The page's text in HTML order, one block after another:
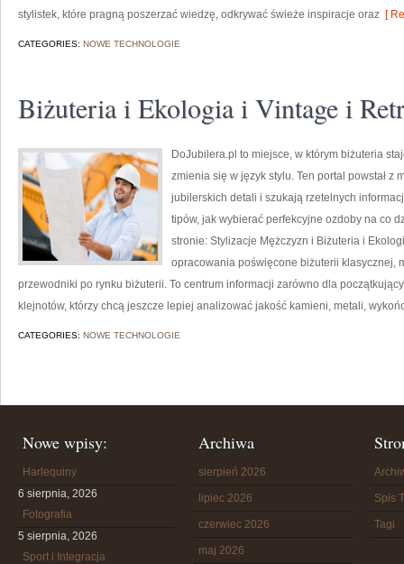
stylistek, które pragną poszerzać wiedzę, odkrywać świeże inspiracje oraz [
CATEGORIES: NOWE TECHNOLOGIE
Biżuteria i Ekologia i Vintage i
DoJubilera.pl to miejsce, w którym biżuteria
zmienia się w język stylu. Ten portal powstał z
jubilerskich detali i szukają rzetelnych
tipów, jak wybierać perfekcyjne ozdoby na co
stronie: Stylizacje Mężczyzn i Biżuteria i
opracowania poświęcone biżuterii klasycznej,
przewodniki po rynku biżuterii. To centrum informacji zarówno dla
klejnotów, którzy chcą jeszcze lepiej analizować jakość kamieni, metali,
CATEGORIES: NOWE TECHNOLOGIE
Nowe wpisy:
Harlequiny
6 sierpnia, 2026
Fotografia
5 sierpnia, 2026
Sport i Integracja
Archiwa
sierpień 2026
lipiec 2026
czerwiec 2026
maj 2026
Spis
Tagi